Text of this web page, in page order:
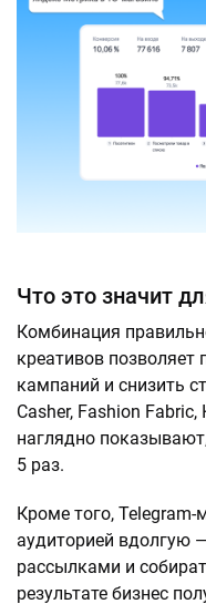
Что это значит
Комбинация
креативов
кампаний и снизить
Casher, Fashion
наглядно
5 раз.
Кроме того, Telegram-
аудиторией вдолгую
рассылками и
результате бизнес